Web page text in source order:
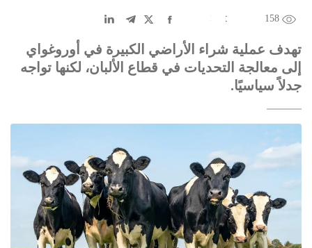
158
中文
DE عربى
تهدف عملية شراء الأراضي الكبيرة في أوروغواي
إلى معالجة التحديات في قطاع الألبان، لكنها تواجه
جدلاً سياسيًا.